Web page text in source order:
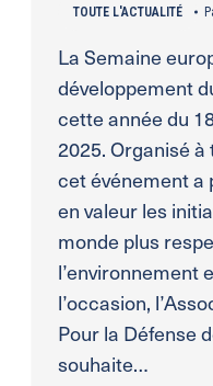
TOUTE L'ACTUALITÉ
La Semaine
développement
cette année du
2025. Organisé à
cet événement
en valeur les
monde plus
l’environnement
l’occasion,
Pour la Défense
souhaite…